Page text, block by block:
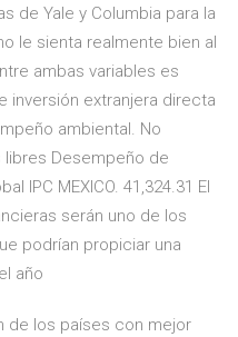
de Yale y Columbia para la
le sienta realmente bien al
ambas variables es
inversión extranjera directa
ambiental. No
Desempeño de
IPC MEXICO. 41,324.31 El
serán uno de los
podrían propiciar una
año
de los países con mejor